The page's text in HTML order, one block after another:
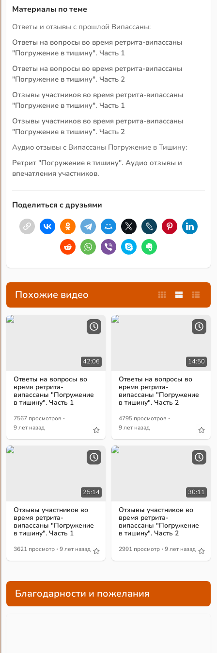
Материалы по теме
Ответы и отзывы с прошлой Випассаны:
Ответы на вопросы во время ретрита-випассаны
"Погружение в тишину". Часть 1
Ответы на вопросы во время ретрита-випассаны
"Погружение в тишину". Часть 2
Отзывы участников во время ретрита-випассаны
"Погружение в тишину". Часть 1
Отзывы участников во время ретрита-випассаны
"Погружение в тишину". Часть 2
Аудио отзывы с Випассаны Погружение в Тишину:
Ретрит "Погружение в тишину". Аудио отзывы и
впечатления участников.
Поделиться с друзьями
Похожие видео
42:06
Ответы на вопросы во
время ретрита-
випассаны "Погружение
в тишину". Часть 1
7567 просмотров ·
9 лет назад
14:50
Ответы на вопросы во
время ретрита-
випассаны "Погружение
в тишину". Часть 2
4795 просмотров ·
9 лет назад
25:14
Отзывы участников во
время ретрита-
випассаны "Погружение
в тишину". Часть 1
3621 просмотр · 9 лет назад
30:11
Отзывы участников во
время ретрита-
випассаны "Погружение
в тишину". Часть 2
2991 просмотр · 9 лет назад
Благодарности и пожелания